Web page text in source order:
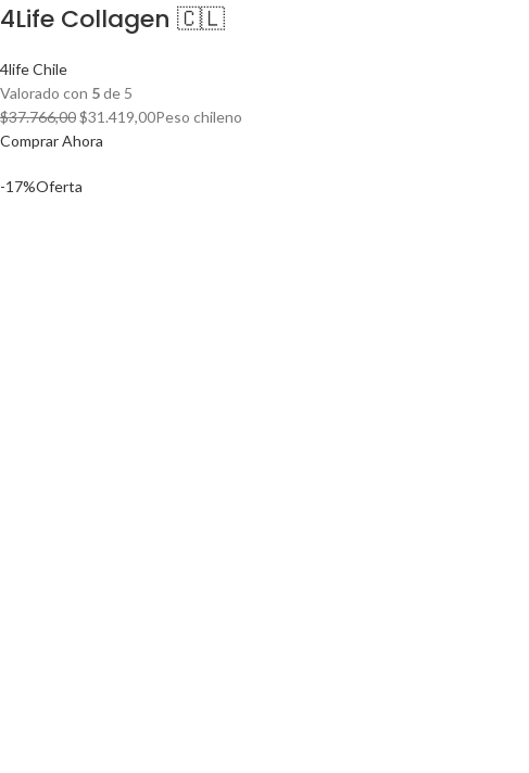
4Life Collagen 🇨🇱
4life Chile
Valorado con 5de 5
$37.766,00El
precio
era:
$31.419,00El
Peso chileno
Comprar Ahora
-17%Oferta